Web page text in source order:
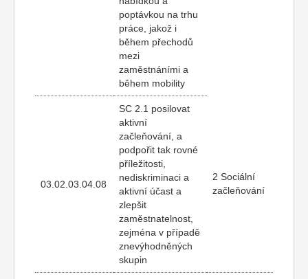
poptávkou na trhu
práce, jakož i
během přechodů
mezi
zaměstnáními a
během mobility
03.02.03.04.08
SC 2.1 posilovat
aktivní
začleňování, a
podpořit tak rovné
příležitosti,
nediskriminaci a
aktivní účast a
zlepšit
zaměstnatelnost,
zejména v případě
znevýhodněných
skupin
2 Sociální
začleňování